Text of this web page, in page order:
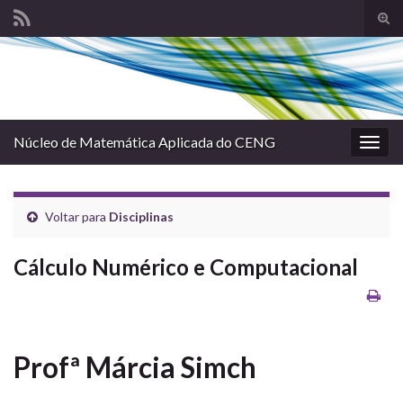
de
Search for:
Núcleo de Matemática Aplicada do CENG
Voltar para Disciplinas
Cálculo Numérico e Computacional
Profª Márcia Simch